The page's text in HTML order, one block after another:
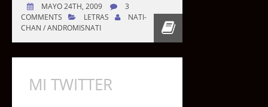
MAYO 24TH, 2009
3
COMMENTS
LETRAS
NATI-
CHAN / ANDROMISNATI
MI TWITTER